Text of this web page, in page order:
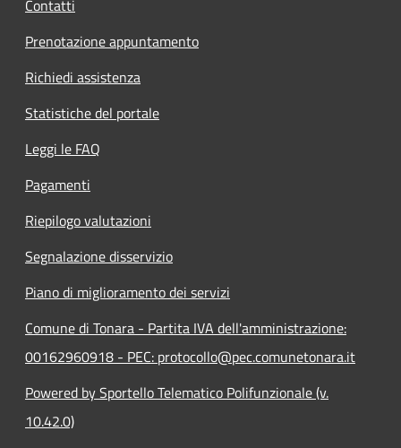
Contatti
Prenotazione appuntamento
Richiedi assistenza
Statistiche del portale
Leggi le FAQ
Pagamenti
Riepilogo valutazioni
Segnalazione disservizio
Piano di miglioramento dei servizi
Comune di Tonara - Partita IVA dell'amministrazione:
00162960918 - PEC: protocollo@pec.comunetonara.it
Powered by Sportello Telematico Polifunzionale (v.
10.42.0)